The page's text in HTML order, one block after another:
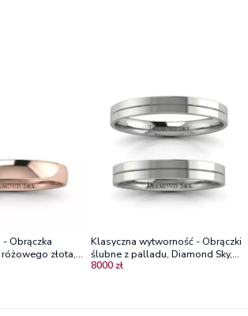
Obrączka
złota,
Klasyczna wytworność - Obrączki
ślubne z palladu, Diamond Sky,
3mm
8000 zł